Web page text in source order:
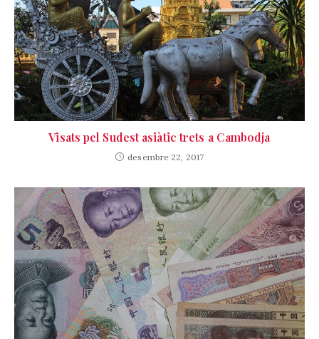
Visats pel Sudest asiàtic trets a Cambodja
desembre 22, 2017